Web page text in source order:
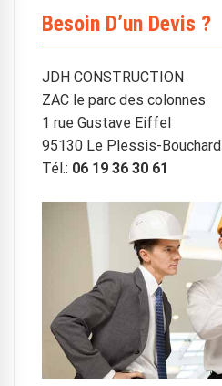
Besoin D’un Devis ?
JDH CONSTRUCTION
ZAC le parc des colonnes
1 rue Gustave Eiffel
95130 Le Plessis-Bouchard
Tél.: 06 19 36 30 61